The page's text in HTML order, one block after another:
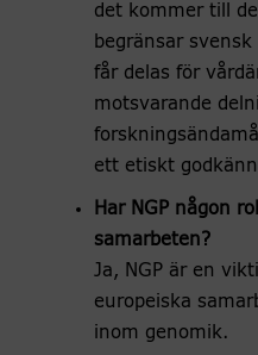
det kommer till
begränsar
får delas för
motsvarande
ett etiskt
Har NGP någon
samarbeten?
Ja, NGP är en
europeiska
inom genomik.